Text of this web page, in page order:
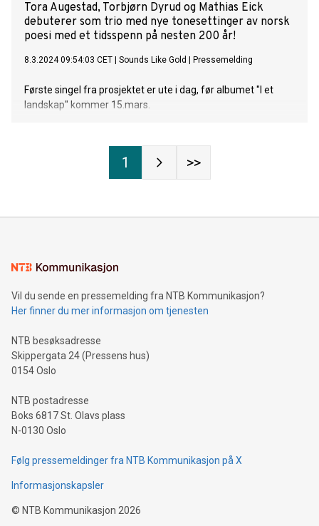
Tora Augestad, Torbjørn Dyrud og Mathias Eick
debuterer som trio med nye tonesettinger av norsk
poesi med et tidsspenn på nesten 200 år!
8.3.2024 09:54:03 CET Sounds Like Gold Pressemelding
Første singel fra prosjektet er ute i dag, før albumet "I et
landskap" kommer 15.mars.
1 >>
Vil du sende en pressemelding fra NTB Kommunikasjon?
Her finner du mer informasjon om tjenesten
NTB besøksadresse
Skippergata 24 (Pressens hus)
0154 Oslo
NTB postadresse
Boks 6817 St. Olavs plass
N-0130 Oslo
Følg pressemeldinger fra NTB Kommunikasjon på X
Informasjonskapsler
© NTB Kommunikasjon 2026